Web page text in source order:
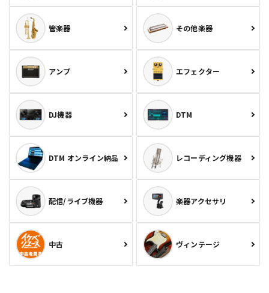
管楽器 その他楽器
アンプ エフェクター
DJ機器 DTM
DTM オンライン納品 レコーディング機器
配信/ライブ機器 楽器アクセサリ
中古 ヴィンテージ